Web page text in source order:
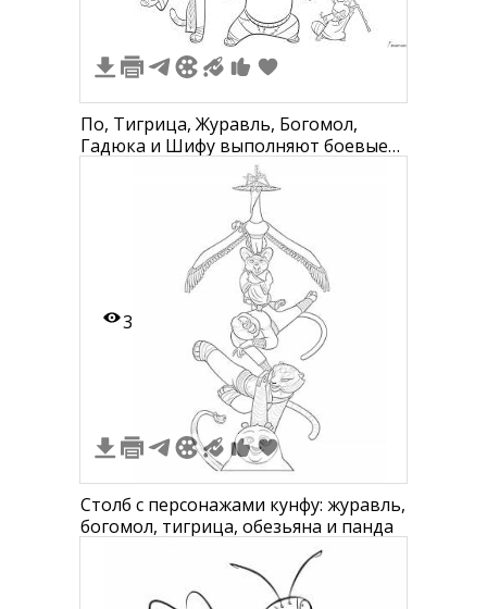
По, Тигрица, Журавль, Богомол,
Гадюка и Шифу выполняют боевые
3
Столб с персонажами кунфу: журавль,
богомол, тигрица, обезьяна и панда